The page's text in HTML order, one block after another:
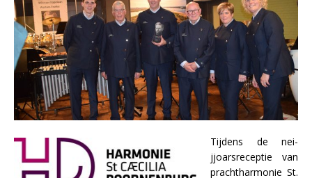
Tijdens de nei-
jjoarsreceptie van
prachtharmonie St.